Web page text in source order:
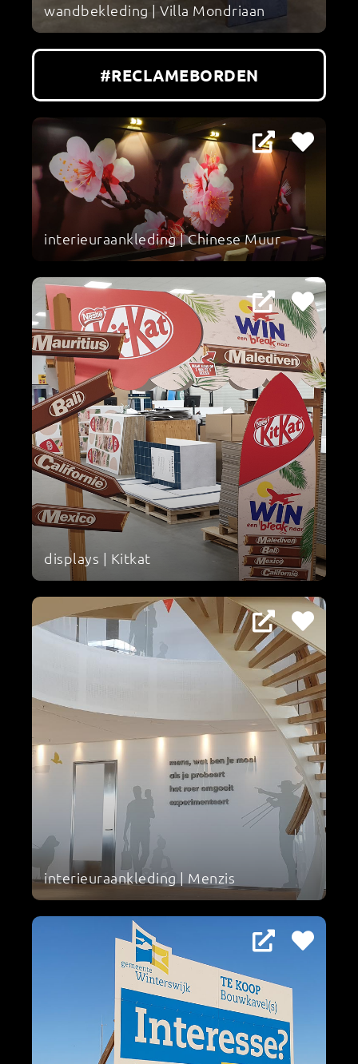
wandbekleding | Villa Mondriaan
#RECLAMEBORDEN
interieuraankleding | Chinese Muur
displays | Kitkat
interieuraankleding | Menzis